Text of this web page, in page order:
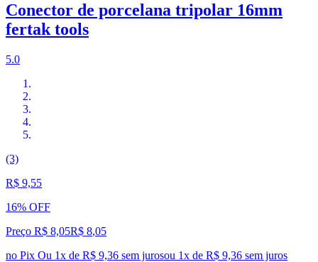
Conector de porcelana tripolar 16mm
fertak tools
5.0
(3)
R$ 9,55
16% OFF
Preço R$ 8,05R$ 8,05
no Pix Ou 1x de R$ 9,36 sem jurosou 1x de R$ 9,36 sem juros